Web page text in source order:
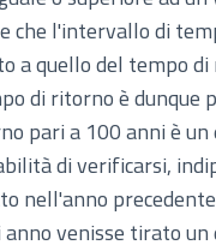
che l'intervallo di
a quello del tempo
di ritorno è dunque
pari a 100 anni è
di verificarsi,
nell'anno
venisse tirato